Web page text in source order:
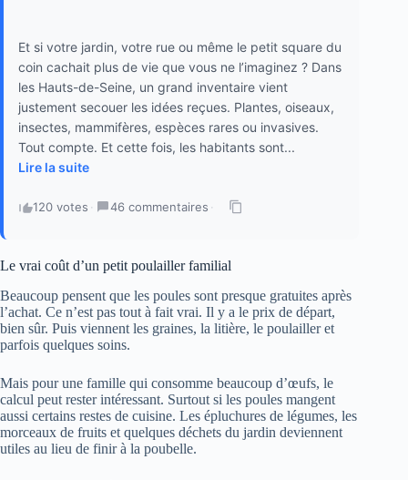
Et si votre jardin, votre rue ou même le petit square du
coin cachait plus de vie que vous ne l’imaginez ? Dans
les Hauts-de-Seine, un grand inventaire vient
justement secouer les idées reçues. Plantes, oiseaux,
insectes, mammifères, espèces rares ou invasives.
Tout compte. Et cette fois, les habitants sont...
Lire la suite
120 votes · 46 commentaires ·
Le vrai coût d’un petit poulailler familial
Beaucoup pensent que les poules sont presque gratuites après
l’achat. Ce n’est pas tout à fait vrai. Il y a le prix de départ,
bien sûr. Puis viennent les graines, la litière, le poulailler et
parfois quelques soins.
Mais pour une famille qui consomme beaucoup d’œufs, le
calcul peut rester intéressant. Surtout si les poules mangent
aussi certains restes de cuisine. Les épluchures de légumes, les
morceaux de fruits et quelques déchets du jardin deviennent
utiles au lieu de finir à la poubelle.